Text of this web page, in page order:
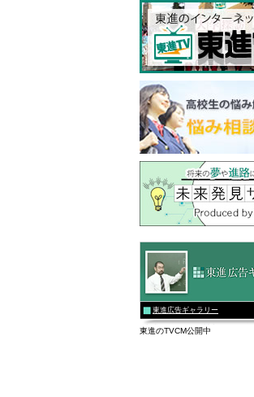
東進広告ギャラリー
東進のTVCM公開中